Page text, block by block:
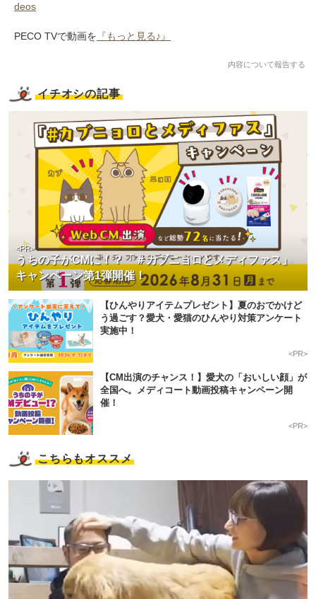
deos
PECO TVで動画を 『もっと見る♪』
内容について報告する
イチオシの記事
うちの子がCMに！？「＃カブニョロとメディファス」
キャンペーン第1弾開催！
<PR>
【ひんやりアイテムプレゼント】夏のおでかけど
う過ごす？愛犬・愛猫のひんやり対策アンケート
実施中！
<PR>
【CM出演のチャンス！】愛犬の「おいしい顔」が
全国へ。メディコート動画投稿キャンペーン開
催！
<PR>
こちらもオススメ